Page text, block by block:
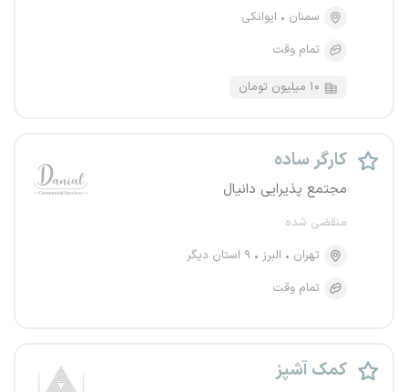
سمنان
ایوانکی
تمام وقت
۱۰ میلیون تومان
کارگر ساده
مجتمع پذیرایی دانیال
منقضی شده
تهران
البرز
۹ استان دیگر
تمام وقت
کمک آشپز